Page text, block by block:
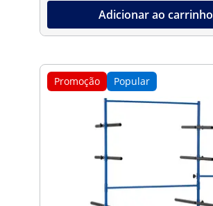
Adicionar ao carrinho
Promoção Popular